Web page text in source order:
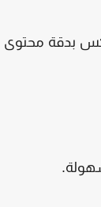
بدقة محتوى
.